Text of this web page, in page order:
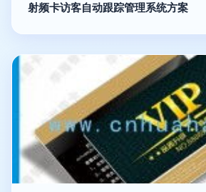
射频卡访客自动跟踪管理系统方案